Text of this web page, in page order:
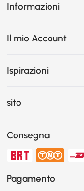
Informazioni
Il mio Account
Ispirazioni
sito
Consegna
Pagamento